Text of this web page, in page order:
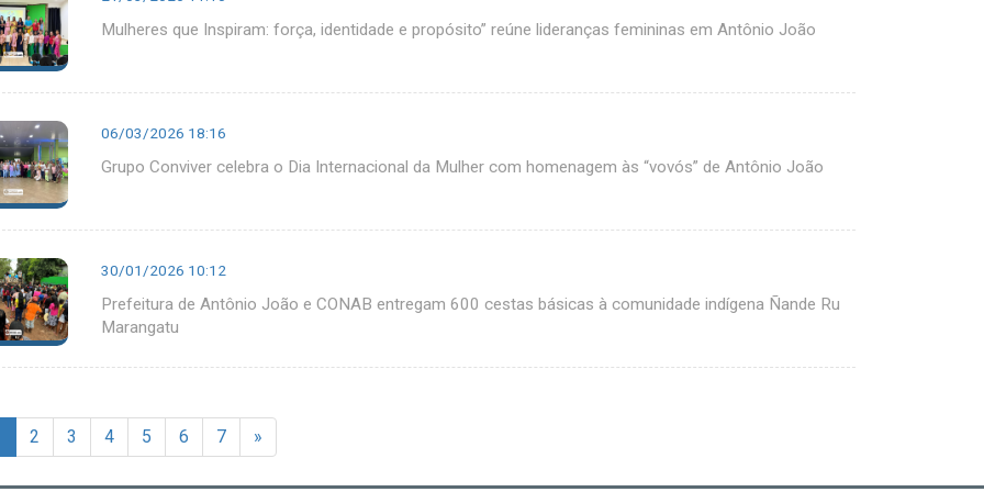
Mulheres que Inspiram: força, identidade e propósito” reúne lideranças femininas em Antônio João
06/03/2026 18:16
Grupo Conviver celebra o Dia Internacional da Mulher com homenagem às “vovós” de Antônio João
30/01/2026 10:12
Prefeitura de Antônio João e CONAB entregam 600 cestas básicas à comunidade indígena Ñande Ru
Marangatu
2 3 4 5 6 7 »